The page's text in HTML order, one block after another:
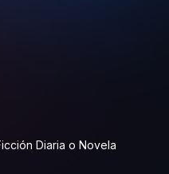
Diaria o Novela